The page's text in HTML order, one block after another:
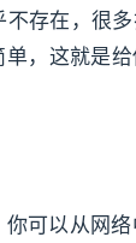
存在，很
，这就是
可以从网络